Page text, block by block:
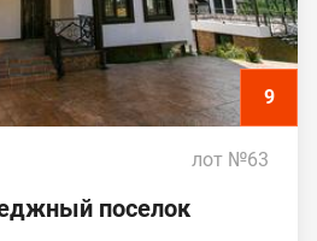
9
лот №63
поселок